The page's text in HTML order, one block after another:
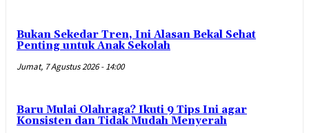
Bukan Sekedar Tren, Ini Alasan Bekal Sehat
Penting untuk Anak Sekolah
Jumat, 7 Agustus 2026 - 14:00
Baru Mulai Olahraga? Ikuti 9 Tips Ini agar
Konsisten dan Tidak Mudah Menyerah